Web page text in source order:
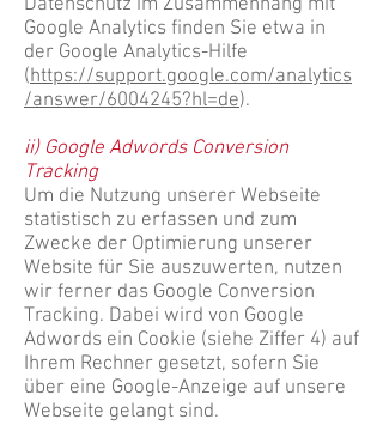
Datenschutz im Zusammenhang mit
Google Analytics finden Sie etwa in
der Google Analytics-Hilfe
(https://support.google.com/analytics
/answer/6004245?hl=de).
ii) Google Adwords Conversion
Tracking
Um die Nutzung unserer Webseite
statistisch zu erfassen und zum
Zwecke der Optimierung unserer
Website für Sie auszuwerten, nutzen
wir ferner das Google Conversion
Tracking. Dabei wird von Google
Adwords ein Cookie (siehe Ziffer 4) auf
Ihrem Rechner gesetzt, sofern Sie
über eine Google-Anzeige auf unsere
Webseite gelangt sind.